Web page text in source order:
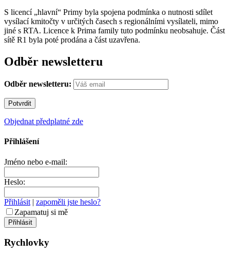
S licencí „hlavní“ Primy byla spojena podmínka o nutnosti sdílet
vysílací kmitočty v určitých časech s regionálními vysílateli, mimo
jiné s RTA. Licence k Prima family tuto podmínku neobsahuje. Část
sítě R1 byla poté prodána a část uzavřena.
Odběr newsletteru
Odběr newsletteru:
Objednat předplatné zde
Přihlášení
Jméno nebo e-mail:
Heslo:
Přihlásit | zapoměli jste heslo?
Zapamatuj si mě
Rychlovky